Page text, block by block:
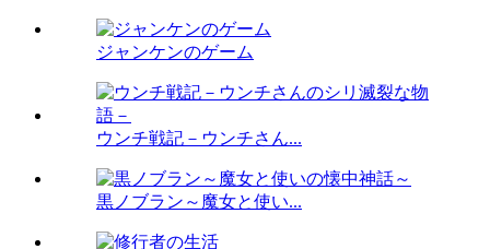
ジャンケンのゲーム
ウンチ戦記－ウンチさん...
黒ノブラン～魔女と使い...